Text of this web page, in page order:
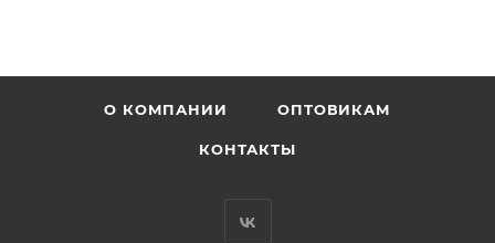
О КОМПАНИИ ОПТОВИКАМ
КОНТАКТЫ